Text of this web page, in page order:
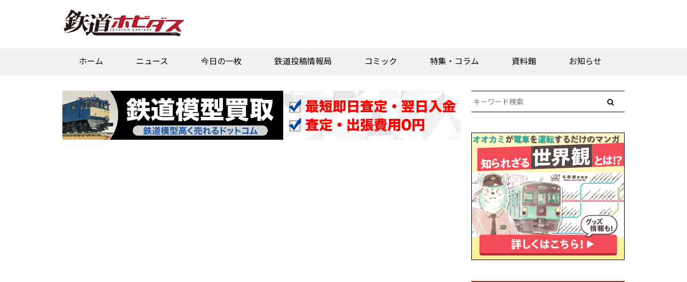
ホーム ニュース 今日の一枚 鉄道投稿情報局 コミック 特集・コラム 資料館 お知らせ